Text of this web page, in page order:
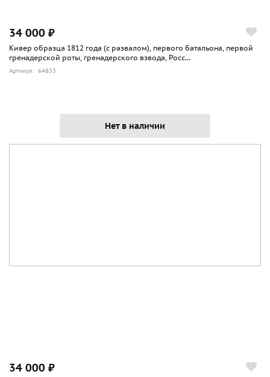
34 000 ₽
Кивер образца 1812 года (с развалом), первого батальона, первой
гренадерской роты, гренадерского взвода, Росс...
Артикул: 64833
Нет в наличии
34 000 ₽